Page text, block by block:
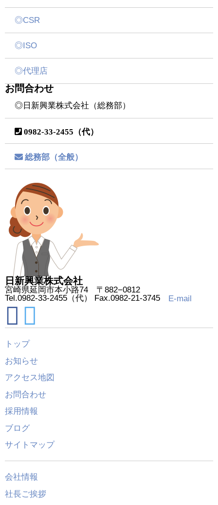
◎CSR
◎ISO
◎代理店
お問合わせ
◎日新興業株式会社（総務部）
0982-33-2455（代）
総務部（全般）
日新興業株式会社
宮崎県延岡市本小路74 〒882−0812
Tel.0982-33-2455（代） Fax.0982-21-3745
E-mail
トップ
お知らせ
アクセス地図
お問合わせ
採用情報
ブログ
サイトマップ
会社情報
社長ご挨拶